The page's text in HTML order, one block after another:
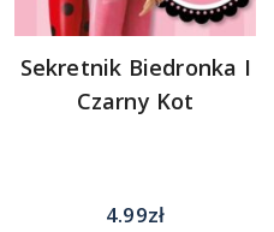
Sekretnik Biedronka I
Czarny Kot
4.99zł